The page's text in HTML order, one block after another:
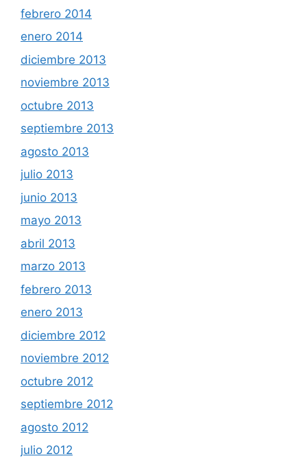
febrero 2014
enero 2014
diciembre 2013
noviembre 2013
octubre 2013
septiembre 2013
agosto 2013
julio 2013
junio 2013
mayo 2013
abril 2013
marzo 2013
febrero 2013
enero 2013
diciembre 2012
noviembre 2012
octubre 2012
septiembre 2012
agosto 2012
julio 2012